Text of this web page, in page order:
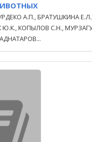
А.П., БРАТУШКИНА
Ю.К., КОПЫЛОВ С.Н.,